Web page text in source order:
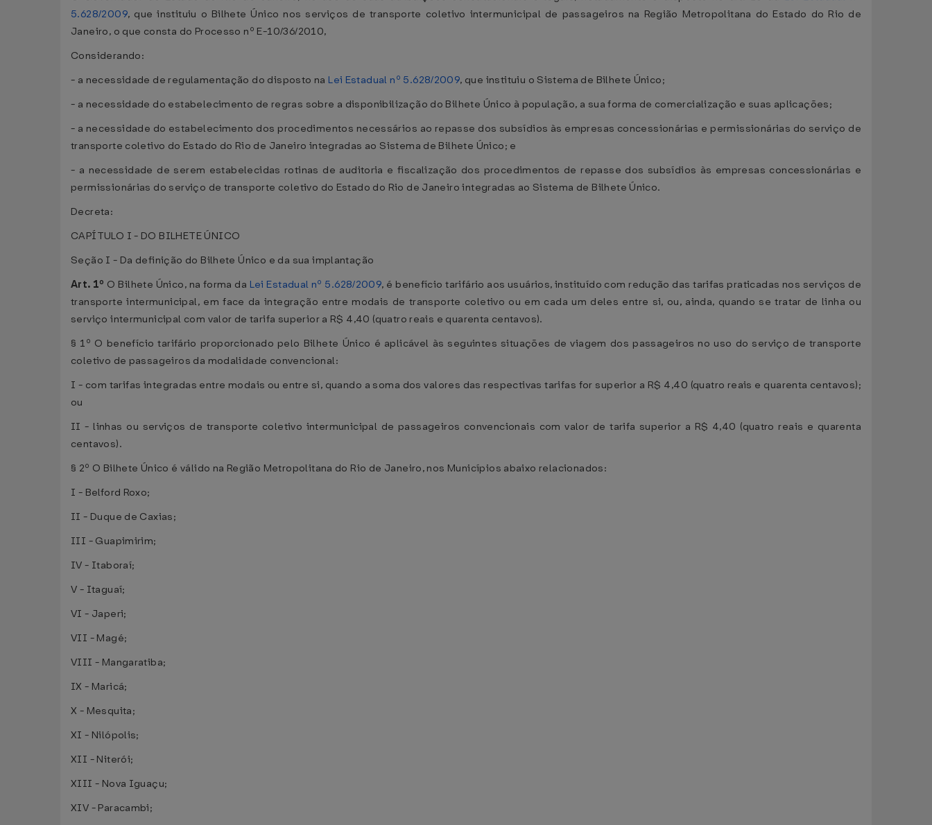
5.628/2009, que instituiu o Bilhete Único nos serviços de transporte coletivo intermunicipal de passageiros na Região Metropolitana do Estado do Rio de
Janeiro, o que consta do Processo nº E-10/36/2010,
Considerando:
- a necessidade de regulamentação do disposto na Lei Estadual nº 5.628/2009, que instituiu o Sistema de Bilhete Único;
- a necessidade do estabelecimento de regras sobre a disponibilização do Bilhete Único à população, a sua forma de comercialização e suas aplicações;
- a necessidade do estabelecimento dos procedimentos necessários ao repasse dos subsídios às empresas concessionárias e permissionárias do serviço de
transporte coletivo do Estado do Rio de Janeiro integradas ao Sistema de Bilhete Único; e
- a necessidade de serem estabelecidas rotinas de auditoria e fiscalização dos procedimentos de repasse dos subsídios às empresas concessionárias e
permissionárias do serviço de transporte coletivo do Estado do Rio de Janeiro integradas ao Sistema de Bilhete Único.
Decreta:
CAPÍTULO I - DO BILHETE ÚNICO
Seção I - Da definição do Bilhete Único e da sua implantação
Art. 1º O Bilhete Único, na forma da Lei Estadual nº 5.628/2009, é benefício tarifário aos usuários, instituído com redução das tarifas praticadas nos serviços de
transporte intermunicipal, em face da integração entre modais de transporte coletivo ou em cada um deles entre si, ou, ainda, quando se tratar de linha ou
serviço intermunicipal com valor de tarifa superior a R$ 4,40 (quatro reais e quarenta centavos).
§ 1º O benefício tarifário proporcionado pelo Bilhete Único é aplicável às seguintes situações de viagem dos passageiros no uso do serviço de transporte
coletivo de passageiros da modalidade convencional:
I - com tarifas integradas entre modais ou entre si, quando a soma dos valores das respectivas tarifas for superior a R$ 4,40 (quatro reais e quarenta centavos);
ou
II - linhas ou serviços de transporte coletivo intermunicipal de passageiros convencionais com valor de tarifa superior a R$ 4,40 (quatro reais e quarenta
centavos).
§ 2º O Bilhete Único é válido na Região Metropolitana do Rio de Janeiro, nos Municípios abaixo relacionados:
I - Belford Roxo;
II - Duque de Caxias;
III - Guapimirim;
IV - Itaboraí;
V - Itaguaí;
VI - Japeri;
VII - Magé;
VIII - Mangaratiba;
IX - Maricá;
X - Mesquita;
XI - Nilópolis;
XII - Niterói;
XIII - Nova Iguaçu;
XIV - Paracambi;